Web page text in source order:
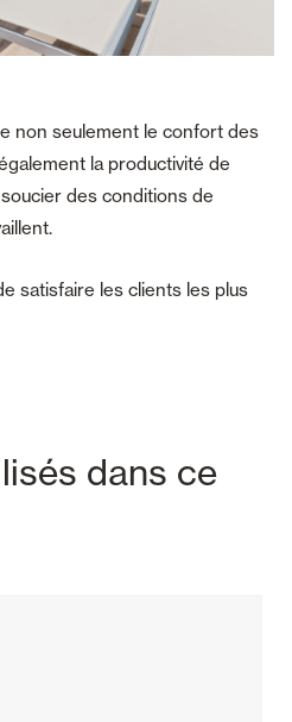
non seulement le confort des
la productivité de
des conditions de
satisfaire les clients les plus
dans ce